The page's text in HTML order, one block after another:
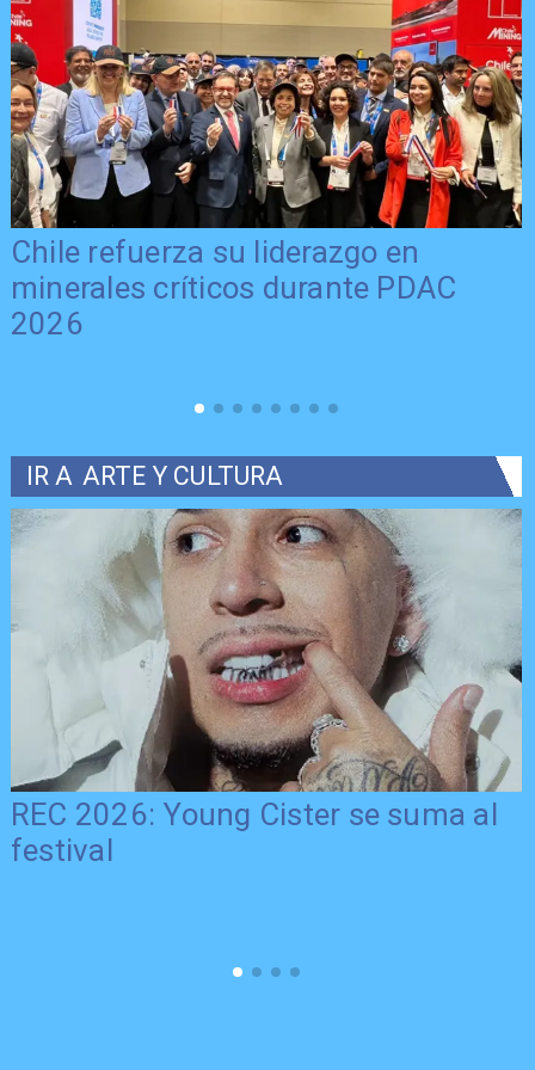
Chile refuerza su liderazgo en
minerales críticos durante PDAC
2026
IR A ARTE Y CULTURA
REC 2026: Young Cister se suma al
festival